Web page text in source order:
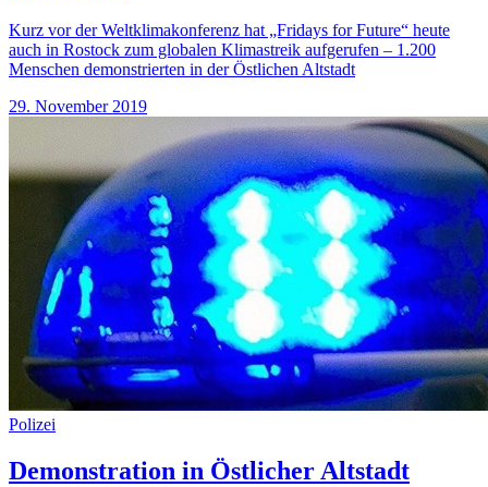
Kurz vor der Weltklimakonferenz hat „Fridays for Future“ heute
auch in Rostock zum globalen Klimastreik aufgerufen – 1.200
Menschen demonstrierten in der Östlichen Altstadt
29. November 2019
Polizei
Demonstration in Östlicher Altstadt